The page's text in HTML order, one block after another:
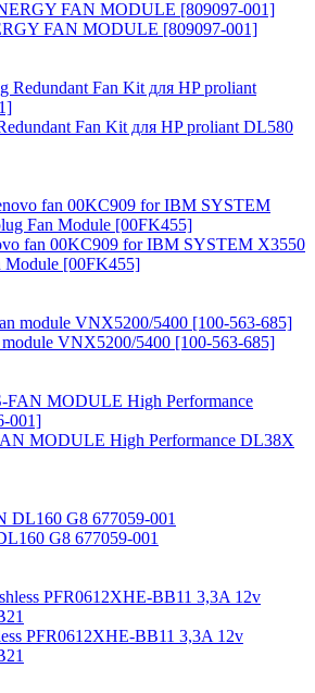
FAN MODULE [809097-001]
Fan Kit для HP proliant DL580
fan 00KC909 for IBM SYSTEM X3550
Module [00FK455]
VNX5200/5400 [100-563-685]
MODULE High Performance DL38X
G8 677059-001
PFR0612XHE-BB11 3,3A 12v